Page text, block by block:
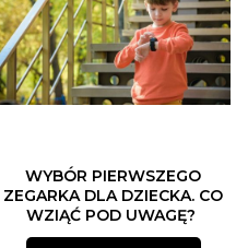
WYBÓR PIERWSZEGO
ZEGARKA DLA DZIECKA. CO
WZIĄĆ POD UWAGĘ?